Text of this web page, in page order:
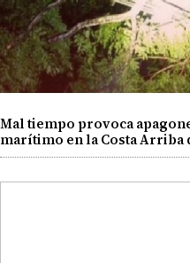
Mal tiempo provoca
marítimo en la Costa Arriba